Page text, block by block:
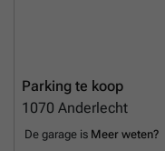
Parking te koop
1070 Anderlecht
De garage is Meer weten?